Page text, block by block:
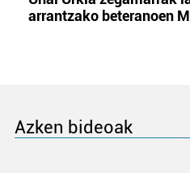
arrantzako beteranoen
Azken bideoak